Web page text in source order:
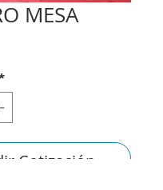
MESA
Cotización